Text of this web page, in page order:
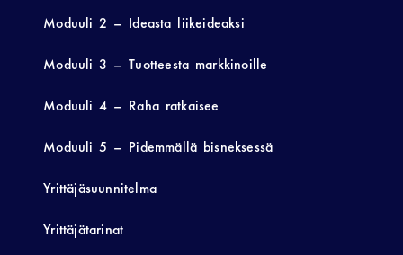
Moduuli 2 – Ideasta liikeideaksi
Moduuli 3 – Tuotteesta markkinoille
Moduuli 4 – Raha ratkaisee
Moduuli 5 – Pidemmällä bisneksessä
Yrittäjäsuunnitelma
Yrittäjätarinat